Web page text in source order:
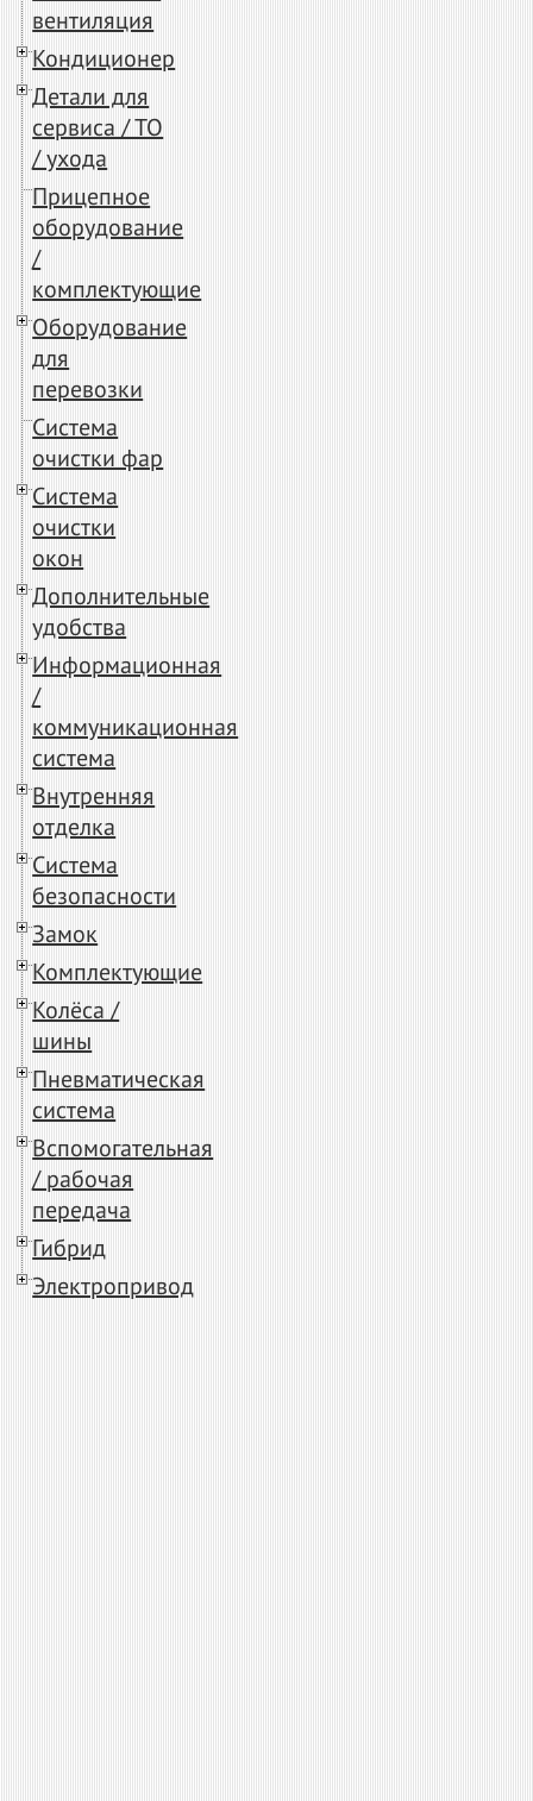
вентиляция
Кондиционер
Детали для
сервиса / ТО
/ ухода
Прицепное
оборудование
/
комплектующие
Оборудование
для
перевозки
Система
очистки фар
Система
очистки
окон
Дополнительные
удобства
Информационная
/
коммуникационная
система
Внутренняя
отделка
Система
безопасности
Замок
Комплектующие
Колёса /
шины
Пневматическая
система
Вспомогательная
/ рабочая
передача
Гибрид
Электропривод